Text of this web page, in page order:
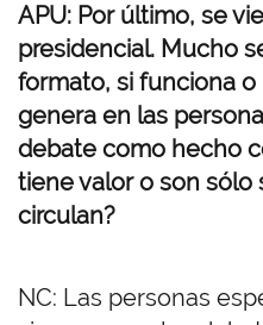
APU: Por último, se
presidencial. Mucho
formato, si funciona
genera en las
debate como hecho
tiene valor o son
circulan?
NC: Las personas